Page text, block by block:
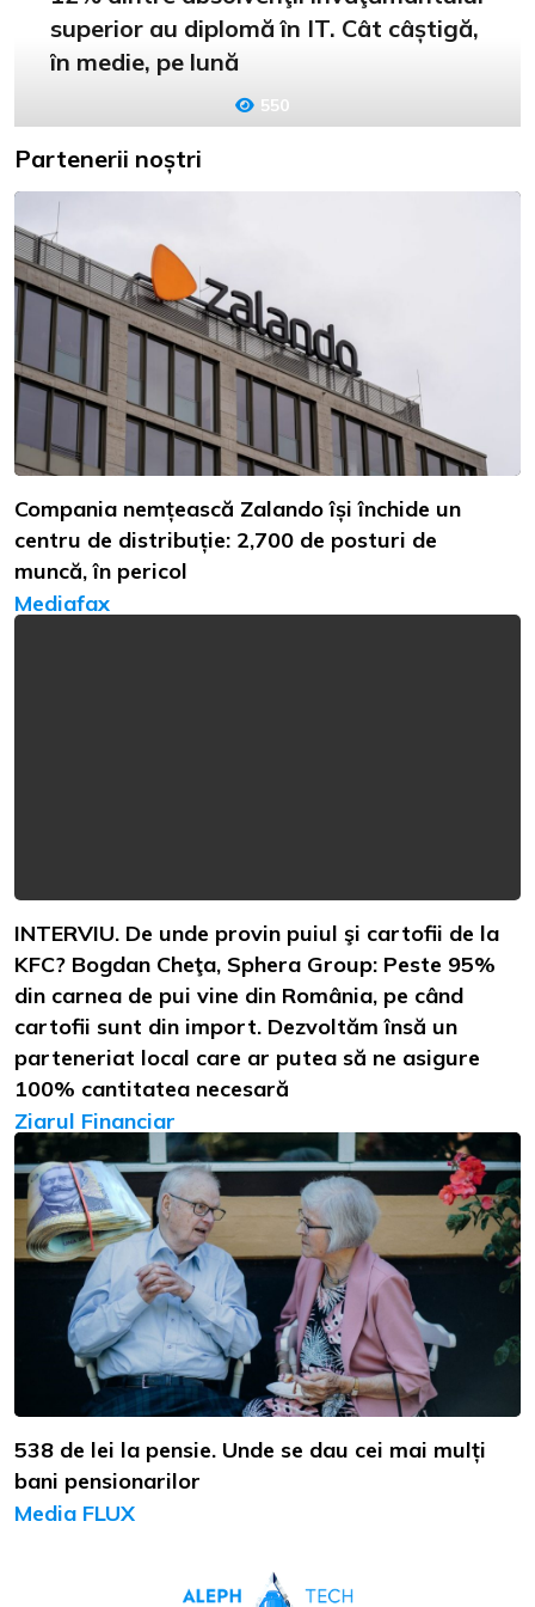
superior au diplomă în IT. Cât câștigă,
în medie, pe lună
550
Partenerii noștri
Compania nemțească Zalando își închide un
centru de distribuție: 2,700 de posturi de
muncă, în pericol
Mediafax
INTERVIU. De unde provin puiul şi cartofii de la
KFC? Bogdan Cheţa, Sphera Group: Peste 95%
din carnea de pui vine din România, pe când
cartofii sunt din import. Dezvoltăm însă un
parteneriat local care ar putea să ne asigure
100% cantitatea necesară
Ziarul Financiar
538 de lei la pensie. Unde se dau cei mai mulți
bani pensionarilor
Media FLUX